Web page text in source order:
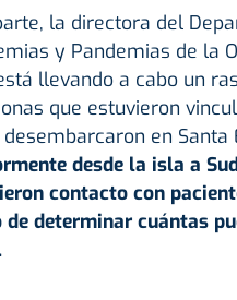
la directora del
y Pandemias de la
llevando a cabo un
que estuvieron
en Santa
desde la isla a
contacto con
determinar cuántas